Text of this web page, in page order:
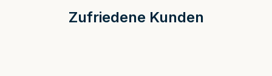
Zufriedene Kunden